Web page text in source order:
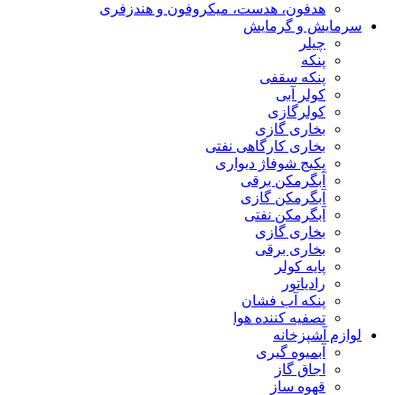
هدفون، هدست، میکروفون و هندزفری
سرمایش و گرمایش
چیلر
پنکه
پنکه سقفی
کولر آبی
کولرگازی
بخاری گازی
بخاری کارگاهی نفتی
پکیج شوفاژ دیواری
آبگرمکن برقی
آبگرمکن گازی
آبگرمکن نفتی
بخاری گازی
بخاری برقی
پایه کولر
رادیاتور
پنکه آب فشان
تصفیه کننده هوا
لوازم آشپزخانه
آبمیوه گیری
اجاق گاز
قهوه ساز